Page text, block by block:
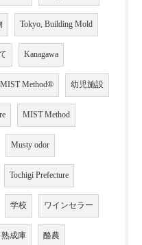
Tokyo, Building Mold
Kanagawa
MIST Method® 幼児施設
MIST Method
Musty odor
Tochigi Prefecture
学校 ワインセラー
熟成庫 酪農